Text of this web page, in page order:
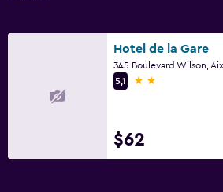
Hotel de la Gare
5,1
2 estrellas
$62